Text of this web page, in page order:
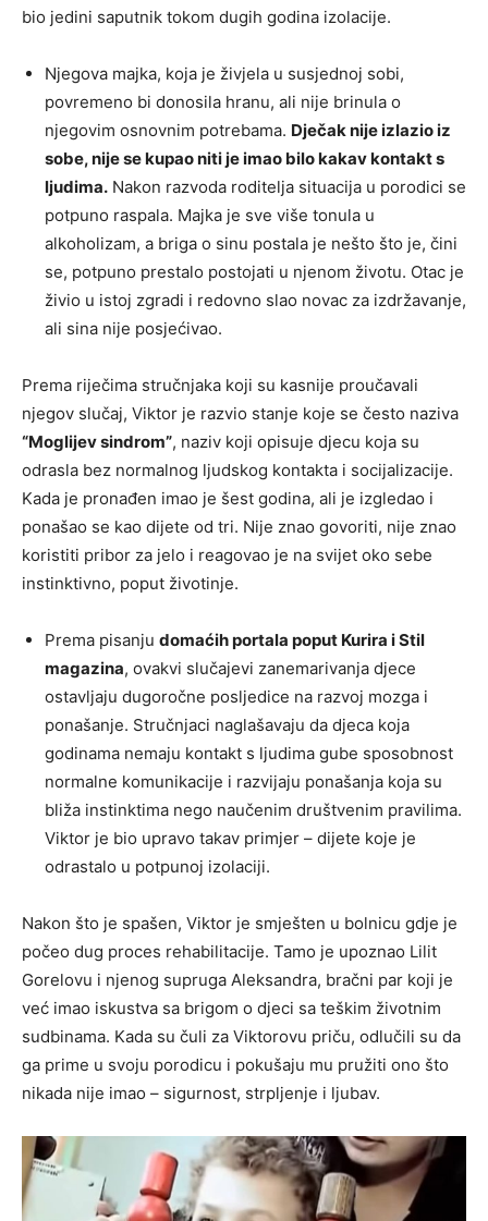
bio jedini saputnik tokom dugih godina izolacije.
Njegova majka, koja je živjela u susjednoj sobi,
povremeno bi donosila hranu, ali nije brinula o
njegovim osnovnim potrebama. Dječak nije izlazio iz
sobe, nije se kupao niti je imao bilo kakav kontakt s
ljudima. Nakon razvoda roditelja situacija u porodici se
potpuno raspala. Majka je sve više tonula u
alkoholizam, a briga o sinu postala je nešto što je, čini
se, potpuno prestalo postojati u njenom životu. Otac je
živio u istoj zgradi i redovno slao novac za izdržavanje,
ali sina nije posjećivao.
Prema riječima stručnjaka koji su kasnije proučavali
njegov slučaj, Viktor je razvio stanje koje se često naziva
“Moglijev sindrom”, naziv koji opisuje djecu koja su
odrasla bez normalnog ljudskog kontakta i socijalizacije.
Kada je pronađen imao je šest godina, ali je izgledao i
ponašao se kao dijete od tri. Nije znao govoriti, nije znao
koristiti pribor za jelo i reagovao je na svijet oko sebe
instinktivno, poput životinje.
Prema pisanju domaćih portala poput Kurira i Stil
magazina, ovakvi slučajevi zanemarivanja djece
ostavljaju dugoročne posljedice na razvoj mozga i
ponašanje. Stručnjaci naglašavaju da djeca koja
godinama nemaju kontakt s ljudima gube sposobnost
normalne komunikacije i razvijaju ponašanja koja su
bliža instinktima nego naučenim društvenim pravilima.
Viktor je bio upravo takav primjer – dijete koje je
odrastalo u potpunoj izolaciji.
Nakon što je spašen, Viktor je smješten u bolnicu gdje je
počeo dug proces rehabilitacije. Tamo je upoznao Lilit
Gorelovu i njenog supruga Aleksandra, bračni par koji je
već imao iskustva sa brigom o djeci sa teškim životnim
sudbinama. Kada su čuli za Viktorovu priču, odlučili su da
ga prime u svoju porodicu i pokušaju mu pružiti ono što
nikada nije imao – sigurnost, strpljenje i ljubav.